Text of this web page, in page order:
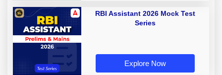
RBI Assistant 2026 Mock Test
Series
Explore Now